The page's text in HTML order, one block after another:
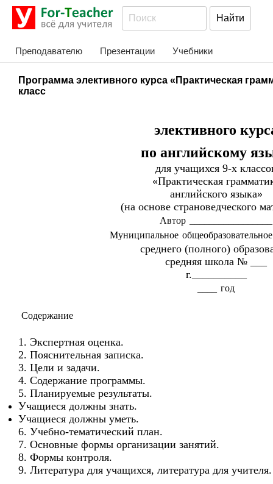
Преподавателю Презентации Учебники
Программа элективного курса «Практическая
класс
элективного
по английскому
для учащихся 9-х
«Практическая
английского языка»
(на основе страноведческого
Автор _________________
Муниципальное
среднего (полного)
средняя школа № ___
г.__________
____ год
Содержание
1. Экспертная оценка.
2. Пояснительная записка.
3. Цели и задачи.
4. Содержание программы.
5. Планируемые результаты.
Учащиеся должны знать.
Учащиеся должны уметь.
6. Учебно-тематический план.
7. Основные формы организации занятий.
8. Формы контроля.
9. Литература для учащихся, литература для учителя.